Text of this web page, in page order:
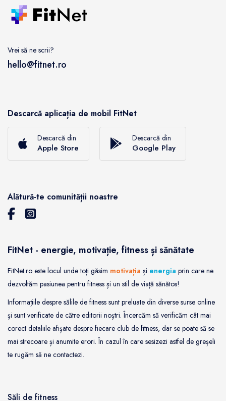
Vrei să ne scrii?
hello@fitnet.ro
Descarcă aplicația de mobil FitNet
Descarcă din
Apple Store
Descarcă din
Google Play
Alătură-te comunității noastre
FitNet - energie, motivație, fitness și sănătate
FitNet.ro este locul unde toți găsim motivația și energia prin care ne
dezvoltăm pasiunea pentru fitness și un stil de viață sănătos!
Informațiile despre sălile de fitness sunt preluate din diverse surse online
și sunt verificate de către editorii noștri. Încercăm să verificăm cât mai
corect detaliile afișate despre fiecare club de fitness, dar se poate să se
mai strecoare și anumite erori. În cazul în care sesizezi astfel de greșeli
te rugăm să ne contactezi.
Săli de fitness